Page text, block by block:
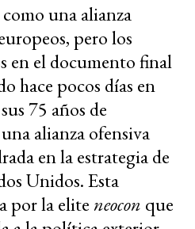
una alianza
pero los
en el documento final
hace pocos días en
75 años de
alianza ofensiva
en la estrategia de
Unidos. Esta
por la elite neocon que